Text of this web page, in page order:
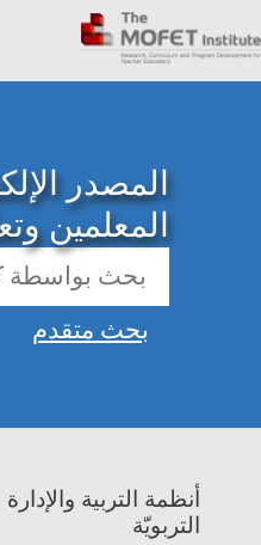
المصدر
المعلمين
بحث متقدم
أنظمة التربية والإدارة
التربويّة